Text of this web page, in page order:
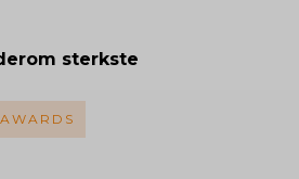
sterkste
AWARDS